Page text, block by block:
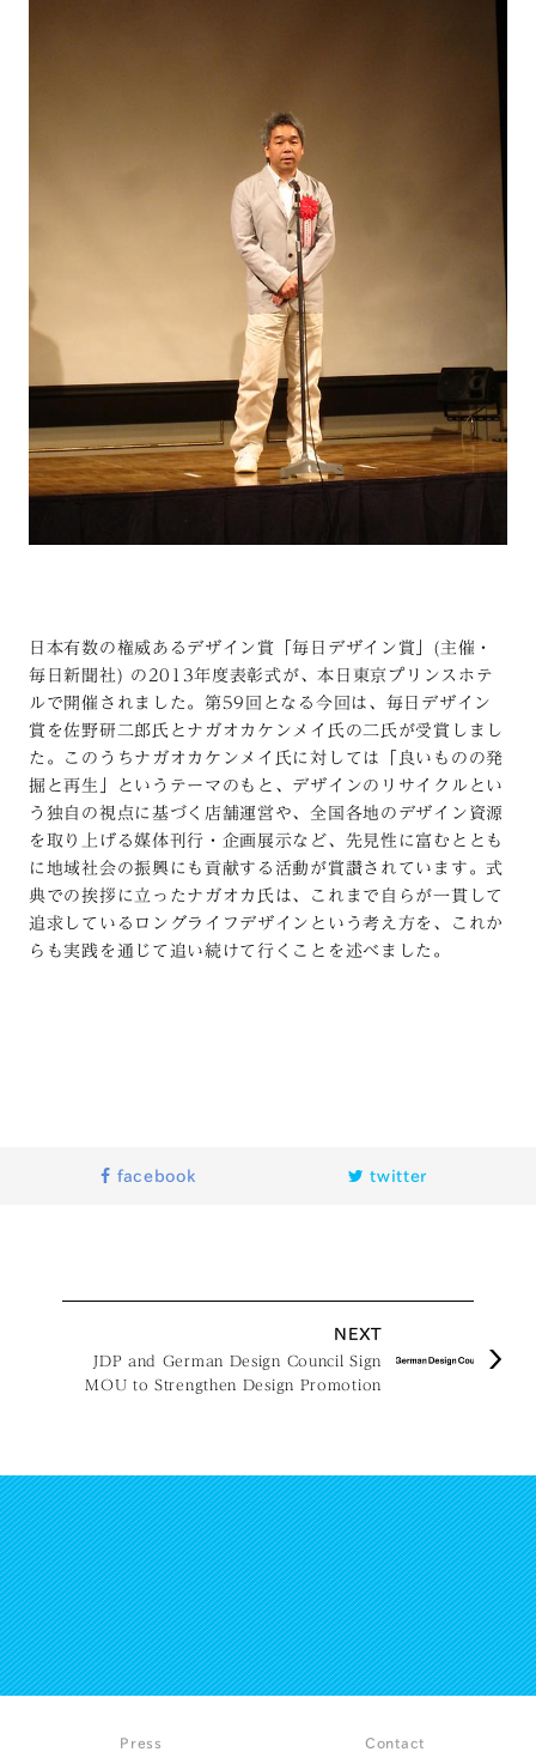
日本有数の権威あるデザイン賞「毎日デザイン賞」(主催・
毎日新聞社) の2013年度表彰式が、本日東京プリンスホテ
ルで開催されました。第59回となる今回は、毎日デザイン
賞を佐野研二郎氏とナガオカケンメイ氏の二氏が受賞しまし
た。このうちナガオカケンメイ氏に対しては「良いものの発
掘と再生」というテーマのもと、デザインのリサイクルとい
う独自の視点に基づく店舗運営や、全国各地のデザイン資源
を取り上げる媒体刊行・企画展示など、先見性に富むととも
に地域社会の振興にも貢献する活動が賞讃されています。式
典での挨拶に立ったナガオカ氏は、これまで自らが一貫して
追求しているロングライフデザインという考え方を、これか
らも実践を通じて追い続けて行くことを述べました。
facebook twitter
NEXT
JDP and German Design Council Sign
MOU to Strengthen Design Promotion
Press Contact